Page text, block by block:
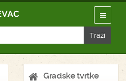
Gradske tvrtke